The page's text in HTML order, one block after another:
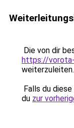
Die von dir
https://vorota-
weiterzuleiten.
Falls du
du zur